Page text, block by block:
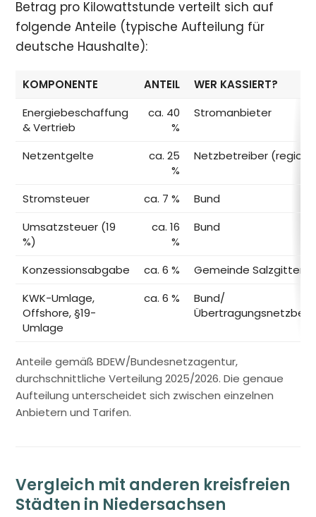
Betrag pro Kilowattstunde verteilt sich auf
folgende Anteile (typische Aufteilung für
deutsche Haushalte):
KOMPONENTE ANTEIL
WER KASSIERT?
Energiebeschaffung
& Vertrieb
ca. 40
%
Stromanbieter
Netzentgelte
ca. 25
%
Netzbetreiber
Stromsteuer ca. 7 %
Bund
Umsatzsteuer (19
%)
ca. 16
%
Bund
Konzessionsabgabe ca. 6 %
Gemeinde Salzgitter
KWK-Umlage,
Offshore, §19-
Umlage
ca. 6 %
Bund/
Anteile gemäß BDEW/Bundesnetzagentur,
durchschnittliche Verteilung 2025/2026. Die genaue
Aufteilung unterscheidet sich zwischen einzelnen
Anbietern und Tarifen.
Vergleich mit anderen kreisfreien
Städten in Niedersachsen